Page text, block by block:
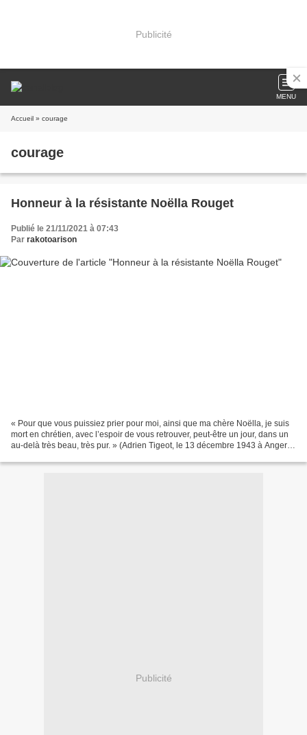
Publicité
MENU
Accueil » courage
courage
Honneur à la résistante Noëlla Rouget
Publié le 21/11/2021 à 07:43
Par rakotoarison
« Pour que vous puissiez prier pour moi, ainsi que ma chère Noëlla, je suis
mort en chrétien, avec l’espoir de vous retrouver, peut-être un jour, dans un
au-delà très beau, très pur. » (Adrien Tigeot, le 13 décembre 1943 à Angers).
Publicité